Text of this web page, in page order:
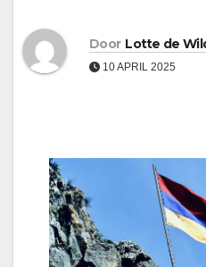
Door Lotte de
10 APRIL 2025